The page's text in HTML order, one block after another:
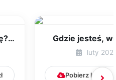
-
Gdzie jesteś,
[PBP - dzieciluty 2021
Pobierz lub kup